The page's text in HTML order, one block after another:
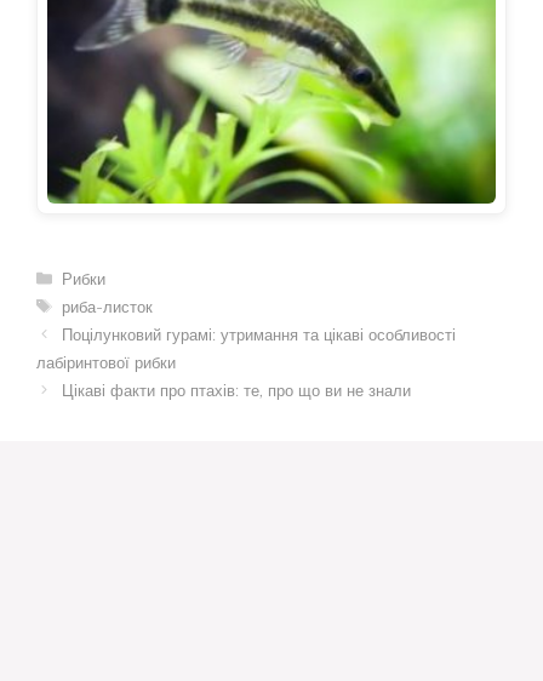
Категорії
Рибки
Позначки
риба-листок
Поцілунковий гурамі: утримання та цікаві особливості
лабіринтової рибки
Цікаві факти про птахів: те, про що ви не знали